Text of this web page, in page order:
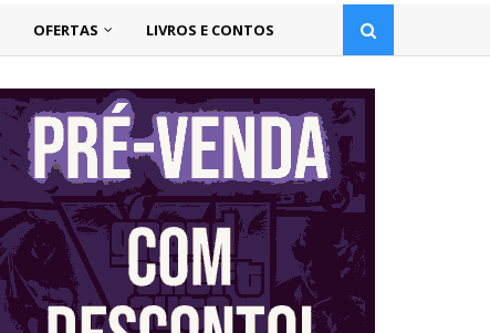
OFERTAS LIVROS E CONTOS